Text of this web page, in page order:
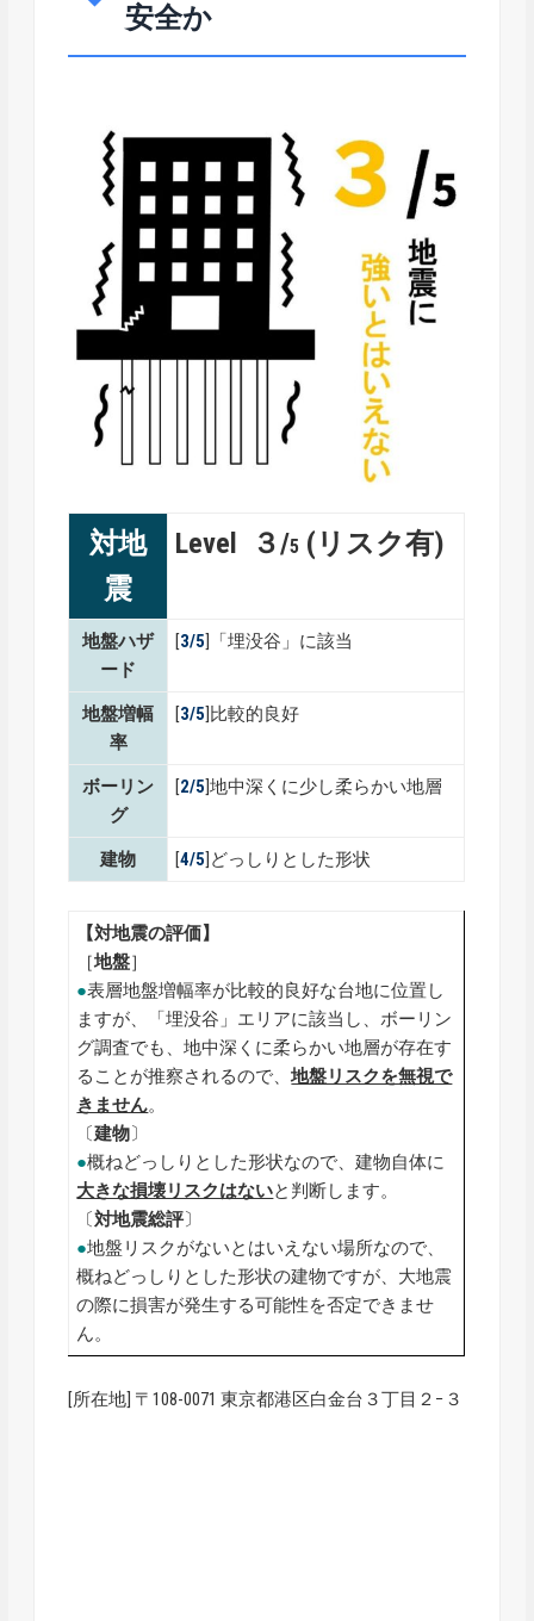
安全か
対地
震
Level ３/5 (リスク有)
地盤ハザ
ード
[3/5]「埋没谷」に該当
地盤増幅
率
[3/5]比較的良好
ボーリン
グ
[2/5]地中深くに少し柔らかい地層
建物 [4/5]どっしりとした形状
【対地震の評価】
［地盤］
●表層地盤増幅率が比較的良好な台地に位置し
ますが、「埋没谷」エリアに該当し、ボーリン
グ調査でも、地中深くに柔らかい地層が存在す
ることが推察されるので、地盤リスクを無視で
きません。
〔建物〕
●概ねどっしりとした形状なので、建物自体に
大きな損壊リスクはないと判断します。
〔対地震総評〕
●地盤リスクがないとはいえない場所なので、
概ねどっしりとした形状の建物ですが、大地震
の際に損害が発生する可能性を否定できませ
ん。
[所在地] 〒108-0071 東京都港区白金台３丁目２−３